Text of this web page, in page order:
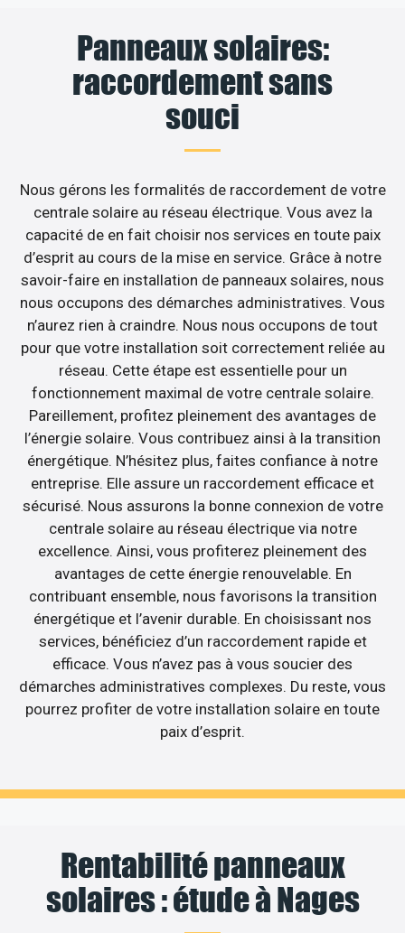
Panneaux solaires:
raccordement sans
souci
Nous gérons les formalités de raccordement de votre
centrale solaire au réseau électrique. Vous avez la
capacité de en fait choisir nos services en toute paix
d’esprit au cours de la mise en service. Grâce à notre
savoir-faire en installation de panneaux solaires, nous
nous occupons des démarches administratives. Vous
n’aurez rien à craindre. Nous nous occupons de tout
pour que votre installation soit correctement reliée au
réseau. Cette étape est essentielle pour un
fonctionnement maximal de votre centrale solaire.
Pareillement, profitez pleinement des avantages de
l’énergie solaire. Vous contribuez ainsi à la transition
énergétique. N’hésitez plus, faites confiance à notre
entreprise. Elle assure un raccordement efficace et
sécurisé. Nous assurons la bonne connexion de votre
centrale solaire au réseau électrique via notre
excellence. Ainsi, vous profiterez pleinement des
avantages de cette énergie renouvelable. En
contribuant ensemble, nous favorisons la transition
énergétique et l’avenir durable. En choisissant nos
services, bénéficiez d’un raccordement rapide et
efficace. Vous n’avez pas à vous soucier des
démarches administratives complexes. Du reste, vous
pourrez profiter de votre installation solaire en toute
paix d’esprit.
Rentabilité panneaux
solaires : étude à Nages